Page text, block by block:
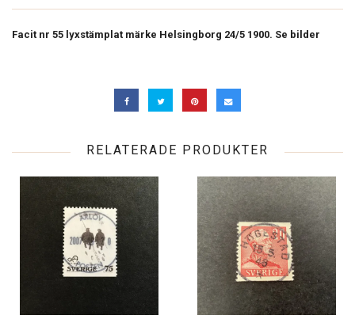
Facit nr 55 lyxstämplat märke Helsingborg 24/5 1900. Se bilder
RELATERADE PRODUKTER